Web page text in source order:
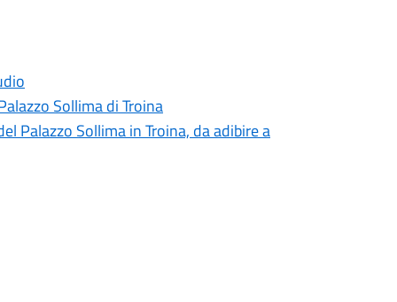
Sollima di Troina
Palazzo Sollima in Troina, da adibire a